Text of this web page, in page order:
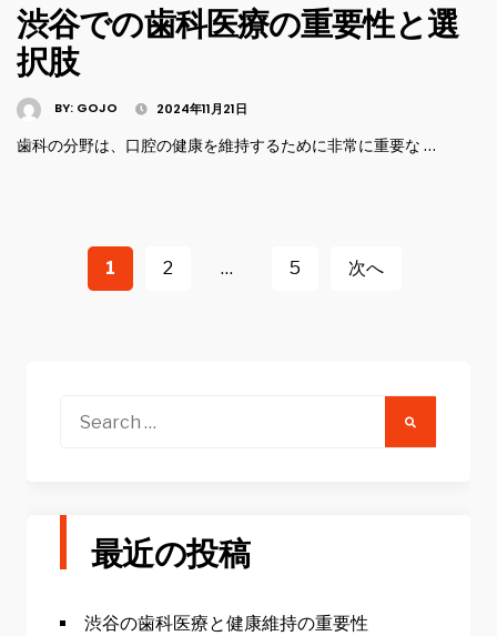
渋谷での歯科医療の重要性と選
択肢
BY: GOJO 2024年11月21日
歯科の分野は、口腔の健康を維持するために非常に重要な …
1 2 … 5 次へ
Search
最近の投稿
渋谷の歯科医療と健康維持の重要性